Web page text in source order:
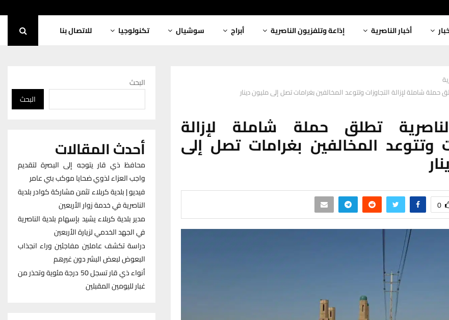
أخبار الناصرية إذاعة وتلفزيون الناصرية أبراج سوشيال تكنولوجيا للاتصال بنا
حملة شاملة لإزالة التجاوزات وتتوعد المخالفين بغرامات تصل إلى مليون دينار
تطلق حملة شاملة لإزالة
وتتوعد المخالفين بغرامات تصل إلى
0
البحث
البحث
أحدث المقالات
محافظ ذي قار يتوجه إلى البصرة لتقديم
واجب العزاء لذوي ضحايا موكب بني عامر
فيديو | بلدية كربلاء تثمن مشاركة كوادر بلدية
الناصرية في خدمة زوار الأربعين
مدير بلدية كربلاء يشيد بإسهام بلدية الناصرية
في الجهد الخدمي لزيارة الأربعين
دراسة تكشف عاملين مفاجئين وراء انجذاب
البعوض لبعض البشر دون غيرهم
أنواء ذي قار تسجل 50 درجة مئوية وتحذر من
غبار لليومين المقبلين